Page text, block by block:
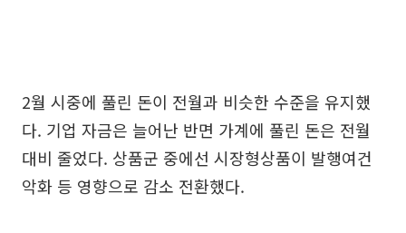
2월 시중에 풀린 돈이 전월과 비슷한 수준을 유지했
다. 기업 자금은 늘어난 반면 가계에 풀린 돈은 전월
대비 줄었다. 상품군 중에선 시장형상품이 발행여건
악화 등 영향으로 감소 전환했다.